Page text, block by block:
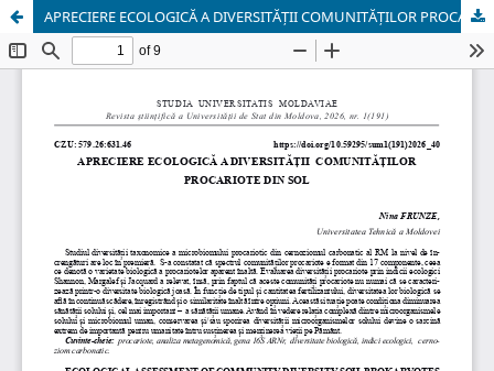
APRECIERE ECOLOGICĂ A DIVERSITĂȚII COMUNITĂȚILOR PROCARIOTE DIN SOL